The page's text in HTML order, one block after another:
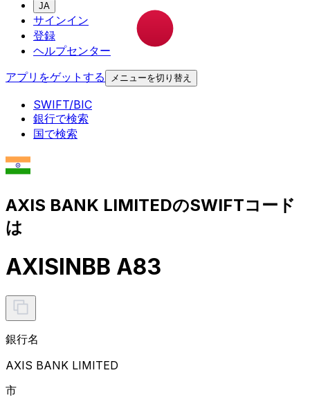
JA
サインイン
登録
ヘルプセンター
アプリをゲットする
メニューを切り替え
SWIFT/BIC
銀行で検索
国で検索
AXIS BANK LIMITEDのSWIFTコード
は
AXISINBB A83
銀行名
AXIS BANK LIMITED
市